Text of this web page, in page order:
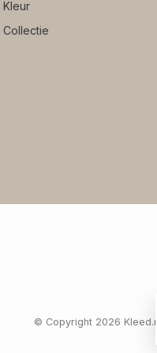
Kleur
Collectie
© Copyright 2026 Kleed.nl